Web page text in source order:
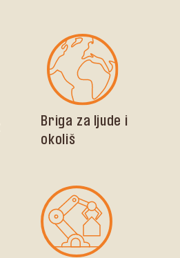
Briga za ljude i
okoliš